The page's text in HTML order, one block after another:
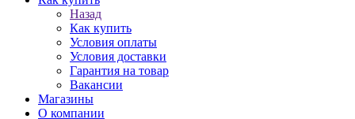
Назад
Как купить
Условия оплаты
Условия доставки
Гарантия на товар
Вакансии
Магазины
О компании